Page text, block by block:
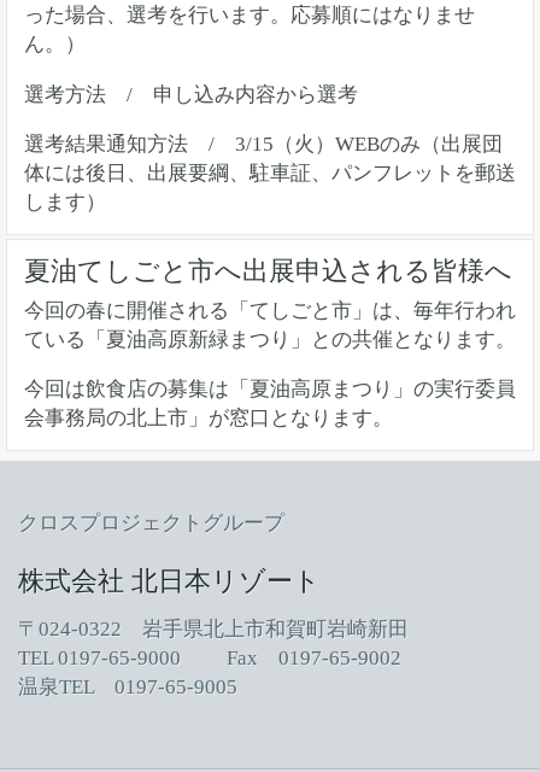
った場合、選考を行います。応募順にはなりませ
ん。）
選考方法 / 申し込み内容から選考
選考結果通知方法 / 3/15（火）WEBのみ（出展団
体には後日、出展要綱、駐車証、パンフレットを郵送
します）
夏油てしごと市へ出展申込される皆様へ
今回の春に開催される「てしごと市」は、毎年行われ
ている「夏油高原新緑まつり」との共催となります。
今回は飲食店の募集は「夏油高原まつり」の実行委員
会事務局の北上市」が窓口となります。
クロスプロジェクトグループ
株式会社 北日本リゾート
〒024-0322 岩手県北上市和賀町岩崎新田
TEL 0197-65-9000 Fax 0197-65-9002
温泉TEL 0197-65-9005